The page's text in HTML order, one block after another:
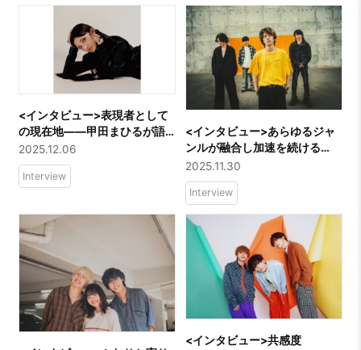
<インタビュー>表現者として
の現在地――甲田まひるが語
るクリエイティブの舞台裏
2025.12.06
Interview
<インタビュー>あらゆるジャ
ンルが融合し加速を続ける
──「鉄風東京」の現在地
2025.11.30
Interview
<インタビュー>共感度